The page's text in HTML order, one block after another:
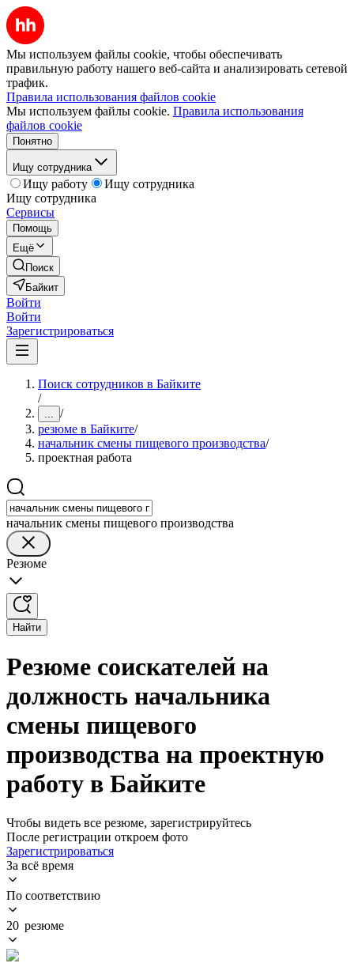
Мы используем файлы cookie, чтобы обеспечивать
правильную работу нашего веб-сайта и анализировать сетевой
трафик.
Правила использования файлов cookie
Мы используем файлы cookie. Правила использования
файлов cookie
Понятно
Ищу сотрудника
Ищу работу
Ищу сотрудника
Ищу сотрудника
Сервисы
Помощь
Ещё
Поиск
Байкит
Войти
Войти
Зарегистрироваться
Поиск сотрудников в Байките
/
... /
резюме в Байките/
начальник смены пищевого производства/
проектная работа
начальник смены пищевого производства
Резюме
Найти
Резюме соискателей на
должность начальника
смены пищевого
производства на проектную
работу в Байките
Чтобы видеть все резюме, зарегистрируйтесь
После регистрации откроем фото
Зарегистрироваться
За всё время
По соответствию
20 резюме